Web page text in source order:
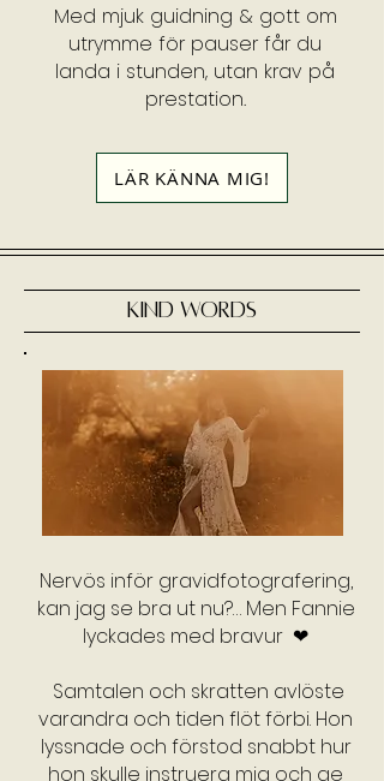
Med mjuk guidning & gott om
utrymme för pauser får du
landa i stunden, utan krav på
prestation.
LÄR KÄNNA MIG!
KIND WORDS
Nervös inför gravidfotografering,
kan jag se bra ut nu?… Men Fannie
lyckades med bravur ❤
Samtalen och skratten avlöste
varandra och tiden flöt förbi. Hon
lyssnade och förstod snabbt hur
hon skulle instruera mig och ge